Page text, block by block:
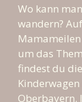
k
Wo kann
wandern?
um das
findest du
Oberbayern.